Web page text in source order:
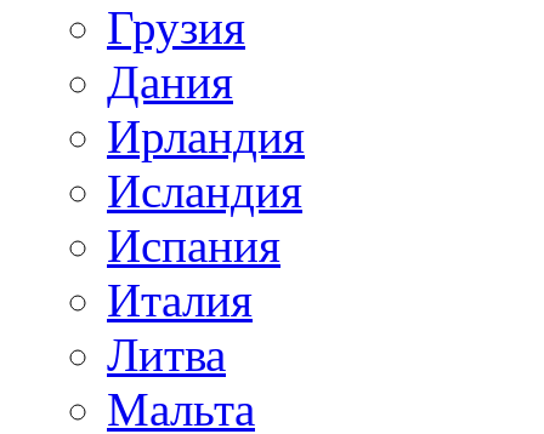
Грузия
Дания
Ирландия
Исландия
Испания
Италия
Литва
Мальта